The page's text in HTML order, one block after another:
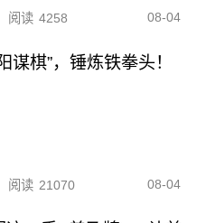
阅读 4258 08-04
谋棋”，锤炼铁拳头！
阅读 21070 08-04